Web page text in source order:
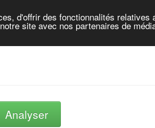
d'offrir des fonctionnalités
site avec nos partenaires de
Analyser